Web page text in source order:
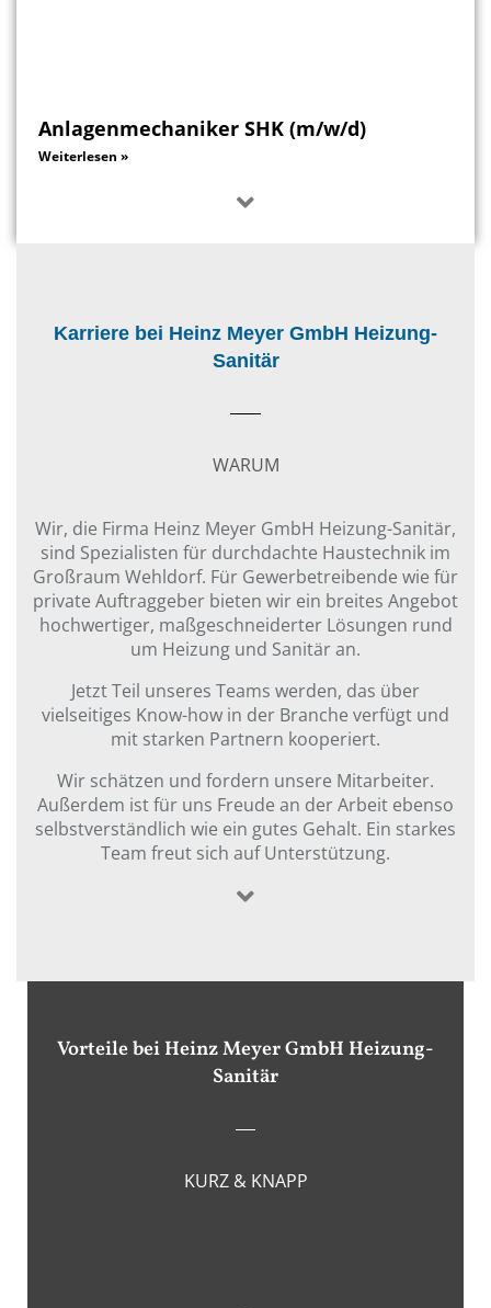
Anlagenmechaniker SHK (m/w/d)
Weiterlesen »
Karriere bei Heinz Meyer GmbH Heizung-
Sanitär
WARUM
Wir, die Firma Heinz Meyer GmbH Heizung-Sanitär,
sind Spezialisten für durchdachte Haustechnik im
Großraum Wehldorf. Für Gewerbetreibende wie für
private Auftraggeber bieten wir ein breites Angebot
hochwertiger, maßgeschneiderter Lösungen rund
um Heizung und Sanitär an.
Jetzt Teil unseres Teams werden, das über
vielseitiges Know-how in der Branche verfügt und
mit starken Partnern kooperiert.
Wir schätzen und fordern unsere Mitarbeiter.
Außerdem ist für uns Freude an der Arbeit ebenso
selbstverständlich wie ein gutes Gehalt. Ein starkes
Team freut sich auf Unterstützung.
Vorteile bei Heinz Meyer GmbH Heizung-
Sanitär
KURZ & KNAPP